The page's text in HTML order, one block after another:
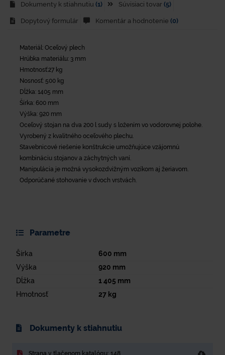
Dokumenty k stiahnutiu (1) Súvisiaci tovar (5)
Dopytový formulár Komentár a hodnotenie (0)
Materiál: Oceľový plech
Hrúbka materiálu: 3 mm
Hmotnosť:27 kg
Nosnosť: 500 kg
Dĺžka: 1405 mm
Šírka: 600 mm
Výška: 920 mm
Oceľový stojan na dva 200 l sudy s ložením vo vodorovnej polohe.
Vyrobený z kvalitného oceľového plechu.
Stavebnicové riešenie konštrukcie umožňujúce vzájomnú
kombináciu stojanov a záchytných vaní.
Manipulácia je možná vysokozdvižným vozíkom aj žeriavom.
Odporúčané stohovanie v dvoch vrstvách.
Parametre
Šírka 600 mm
Výška
920 mm
Dĺžka
1 405 mm
Hmotnosť
27kg
Dokumenty k stiahnutiu